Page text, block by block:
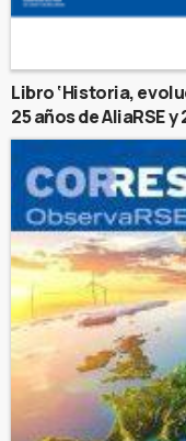
Libro ‘Historia,
25 años de AliaRSE